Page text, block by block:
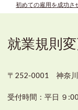
初めての雇用を成功さ
就業規則
〒252-0001 神奈川
受付時間： 平日 ９